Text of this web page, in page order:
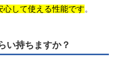
心して使える性能です。
い持ちますか？